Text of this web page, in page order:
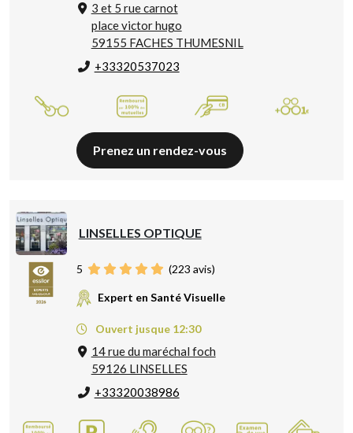
3 et 5 rue carnot
place victor hugo
59155 FACHES THUMESNIL
+33320537023
Prenez un rendez-vous
LINSELLES OPTIQUE
5 (223 avis)
Expert en Santé Visuelle
Ouvert jusque 12:30
14 rue du maréchal foch
59126 LINSELLES
+33320038986